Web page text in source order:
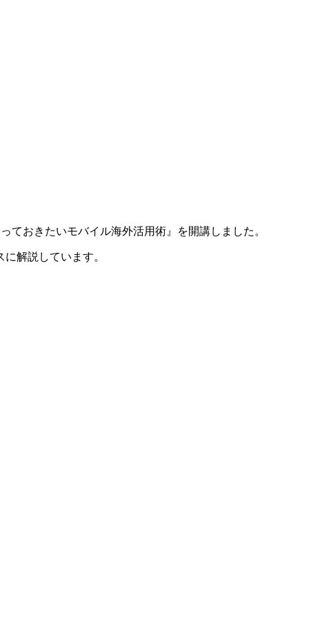
ておきたいモバイル海外活用術』を開講しました。
解説しています。